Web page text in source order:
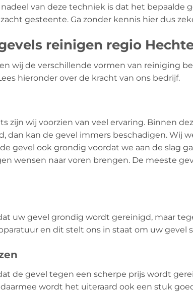
van deze techniek is dat het bepaalde
gesteente. Ga zonder kennis hier dus
reinigen regio
wij de verschillende vormen van reiniging
hieronder over de kracht van ons bedrijf.
zijn wij voorzien van veel ervaring. Binnen
dan kan de gevel immers beschadigen. Wij
gevel ook grondig voordat we aan de slag
wensen naar voren brengen. De meeste
uw gevel grondig wordt gereinigd, maar
en dit stelt ons in staat om uw gevel
de gevel tegen een scherpe prijs wordt
wordt het uiteraard ook een stuk